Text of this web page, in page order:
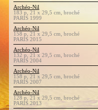
Archéo-Nil
183 p, 21 x 29,5 cm, broché
PARIS 1999
Archéo-Nil
158 p, 21 x 29,5 cm, broché
PARIS 2015
Archéo-Nil
132 p, 21 x 29,5 cm, broché
PARIS 2004
Archéo-Nil
158 p, 21 x 29,5 cm, broché
PARIS 2007
Archéo-Nil
128 p, 21 x 29,5 cm, broché
PARIS 2013